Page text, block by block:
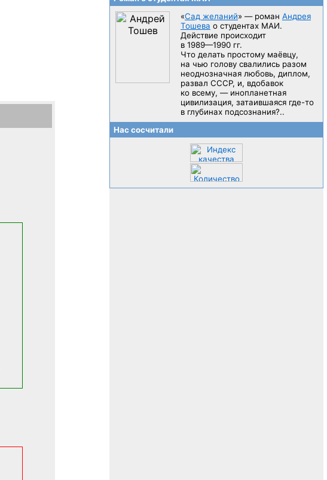
«Сад желаний» — роман Андрея
Тошева о студентах МАИ.
Действие происходит
в 1989—1990 гг.
Что делать простому маёвцу,
на чью голову свалились разом
неоднозначная любовь, диплом,
развал CCCP, и, вдобавок
ко всему, — инопланетная
цивилизация, затаившаяся где-то
в глубинах подсознания?..
Нас сосчитали